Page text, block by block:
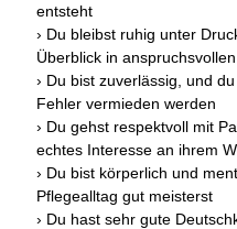
entsteht
› Du bleibst ruhig unter
Überblick in
› Du bist zuverlässig, und
Fehler vermieden werden
› Du gehst respektvoll mit
echtes Interesse an ihrem
› Du bist körperlich und
Pflegealltag gut meisterst
› Du hast sehr gute